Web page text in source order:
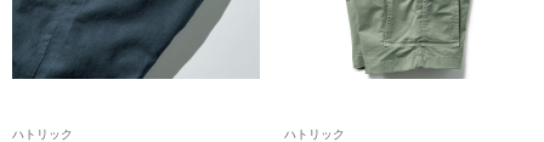
トレーナー／
ハトリック ハトリック